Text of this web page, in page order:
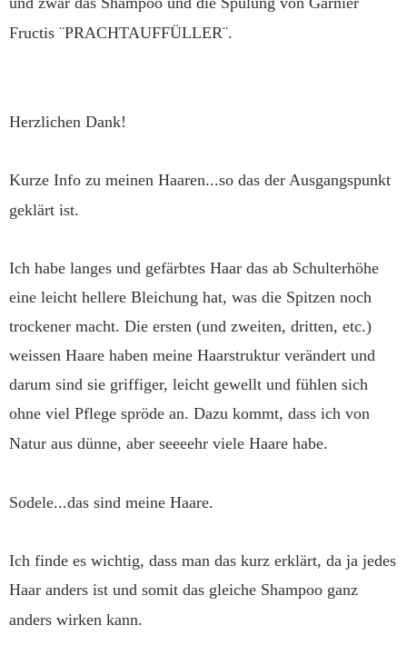
Fructis ¨PRACHTAUFFÜLLER¨.
Herzlichen Dank!
Kurze Info zu meinen Haaren...so das der Ausgangspunkt
geklärt ist.
Ich habe langes und gefärbtes Haar das ab Schulterhöhe
eine leicht hellere Bleichung hat, was die Spitzen noch
trockener macht. Die ersten (und zweiten, dritten, etc.)
weissen Haare haben meine Haarstruktur verändert und
darum sind sie griffiger, leicht gewellt und fühlen sich
ohne viel Pflege spröde an. Dazu kommt, dass ich von
Natur aus dünne, aber seeeehr viele Haare habe.
Sodele...das sind meine Haare.
Ich finde es wichtig, dass man das kurz erklärt, da ja jedes
Haar anders ist und somit das gleiche Shampoo ganz
anders wirken kann.